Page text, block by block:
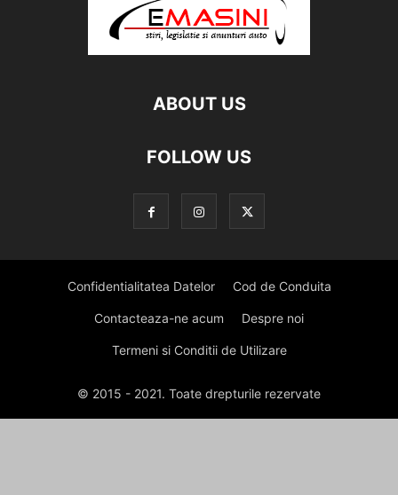
ABOUT US
FOLLOW US
Confidentialitatea Datelor Cod de Conduita
Contacteaza-ne acum Despre noi
Termeni si Conditii de Utilizare
© 2015 - 2021. Toate drepturile rezervate